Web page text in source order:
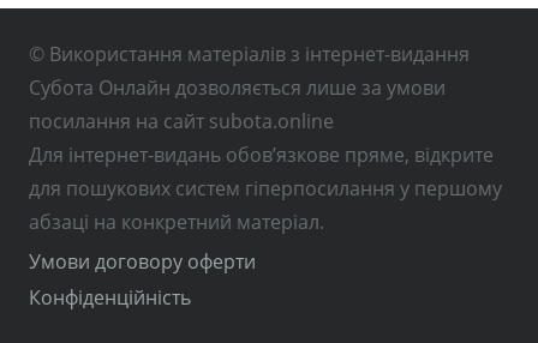
© Використання матеріалів з інтернет-видання
Субота Онлайн дозволяється лише за умови
посилання на сайт subota.online
Для інтернет-видань обов’язкове пряме, відкрите
для пошукових систем гіперпосилання у першому
абзаці на конкретний матеріал.
Умови договору оферти
Конфіденційність